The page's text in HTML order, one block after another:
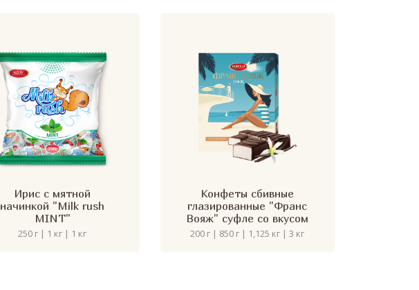
Ирис с мятной
начинкой "Milk rush
MINT"
250 г | 1 кг | 1 кг
Конфеты сбивные
глазированные "Франс
Вояж" суфле со вкусом
ванили
200 г | 850 г | 1,125 кг | 3 кг